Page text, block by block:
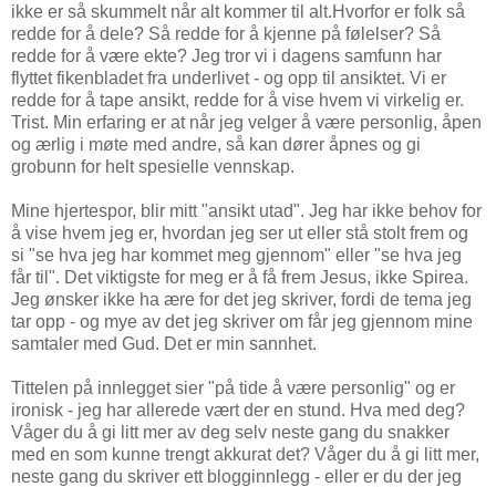
ikke er så skummelt når alt kommer til alt.Hvorfor er folk så
redde for å dele? Så redde for å kjenne på følelser? Så
redde for å være ekte? Jeg tror vi i dagens samfunn har
flyttet fikenbladet fra underlivet - og opp til ansiktet. Vi er
redde for å tape ansikt, redde for å vise hvem vi virkelig er.
Trist. Min erfaring er at når jeg velger å være personlig, åpen
og ærlig i møte med andre, så kan dører åpnes og gi
grobunn for helt spesielle vennskap.
Mine hjertespor, blir mitt "ansikt utad". Jeg har ikke behov for
å vise hvem jeg er, hvordan jeg ser ut eller stå stolt frem og
si "se hva jeg har kommet meg gjennom" eller "se hva jeg
får til". Det viktigste for meg er å få frem Jesus, ikke Spirea.
Jeg ønsker ikke ha ære for det jeg skriver, fordi de tema jeg
tar opp - og mye av det jeg skriver om får jeg gjennom mine
samtaler med Gud. Det er min sannhet.
Tittelen på innlegget sier "på tide å være personlig" og er
ironisk - jeg har allerede vært der en stund. Hva med deg?
Våger du å gi litt mer av deg selv neste gang du snakker
med en som kunne trengt akkurat det? Våger du å gi litt mer,
neste gang du skriver ett blogginnlegg - eller er du der jeg